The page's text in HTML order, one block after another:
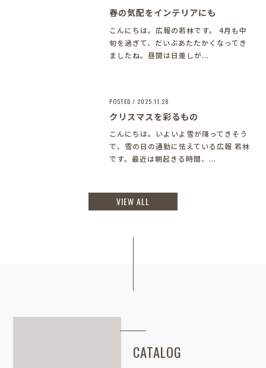
春の気配をインテリアにも
こんにちは。広報の若林です。 4月も中
旬を過ぎて、だいぶあたたかくなってき
ましたね。昼間は日差しが...
POSTED / 2025.11.28
クリスマスを彩るもの
こんにちは。いよいよ雪が降ってきそう
で、雪の日の通勤に怯えている広報 若林
です。最近は朝起きる時間、...
VIEW ALL
CATALOG